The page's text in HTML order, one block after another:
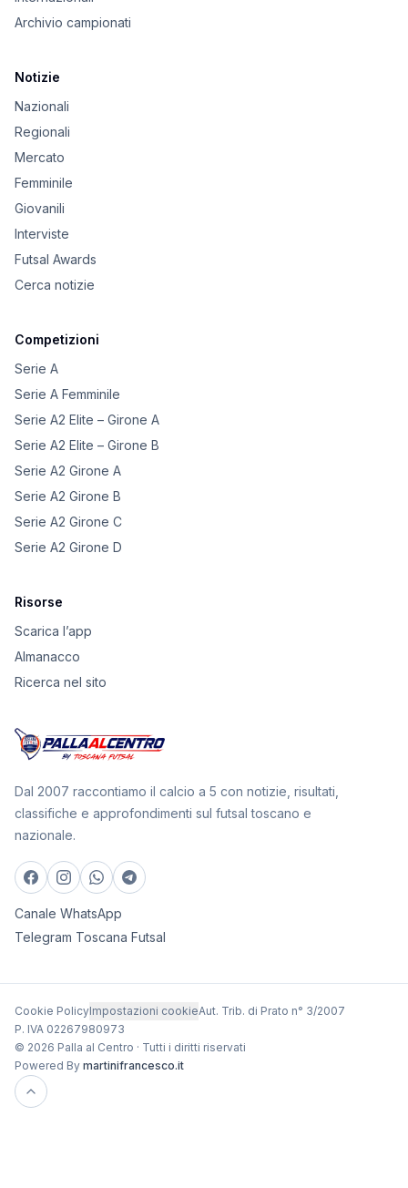
Archivio campionati
Notizie
Nazionali
Regionali
Mercato
Femminile
Giovanili
Interviste
Futsal Awards
Cerca notizie
Competizioni
Serie A
Serie A Femminile
Serie A2 Elite – Girone A
Serie A2 Elite – Girone B
Serie A2 Girone A
Serie A2 Girone B
Serie A2 Girone C
Serie A2 Girone D
Risorse
Scarica l’app
Almanacco
Ricerca nel sito
Dal 2007 raccontiamo il calcio a 5 con notizie, risultati,
classifiche e approfondimenti sul futsal toscano e
nazionale.
Canale WhatsApp
Telegram Toscana Futsal
Cookie PolicyImpostazioni cookieAut. Trib. di Prato n° 3/2007
P. IVA 02267980973
© 2026 Palla al Centro · Tutti i diritti riservati
Powered By martinifrancesco.it